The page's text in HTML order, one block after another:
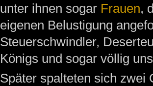
unter ihnen sogar Frauen,
eigenen Belustigung
Steuerschwindler,
Königs und sogar völlig
Später spalteten sich zwei